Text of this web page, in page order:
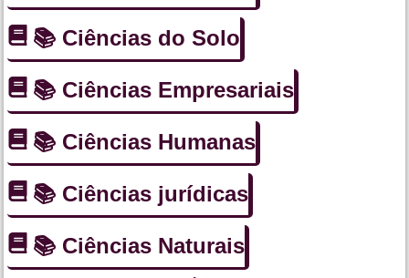
📚 Ciências do Solo
📚 Ciências Empresariais
📚 Ciências Humanas
📚 Ciências jurídicas
📚 Ciências Naturais